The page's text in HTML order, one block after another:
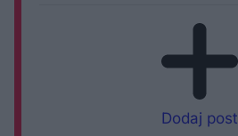
Dodaj post